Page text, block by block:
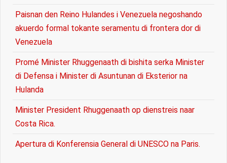
Paisnan den Reino Hulandes i Venezuela negoshando
akuerdo formal tokante seramentu di frontera dor di
Venezuela
Promé Minister Rhuggenaath di bishita serka Minister
di Defensa i Minister di Asuntunan di Eksterior na
Hulanda
Minister President Rhuggenaath op dienstreis naar
Costa Rica.
Apertura di Konferensia General di UNESCO na Paris.